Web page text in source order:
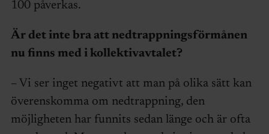
100 påverkas.
Är det inte bra att nedtrappningsförmånen
nu finns med i kollektivavtalet?
– Vi ser inget negativt att man på olika sätt kan
överenskomma om nedtrappning, den
möjligheten har funnits sedan länge och är ofta